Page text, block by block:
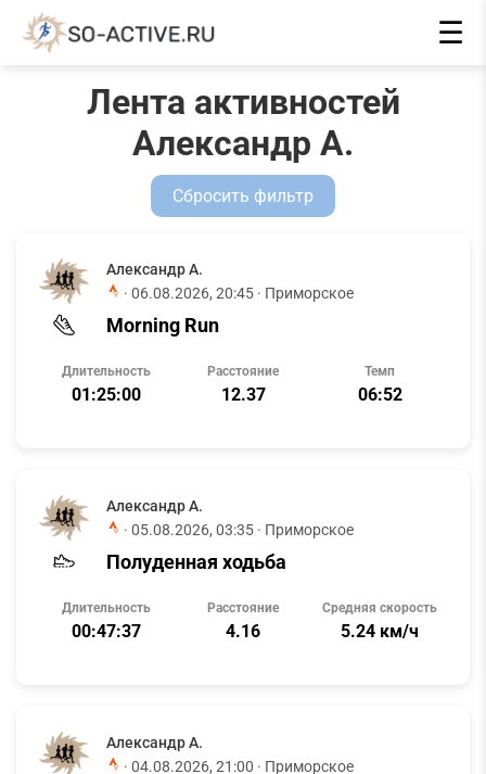
☰
Лента активностей
Александр А.
Сбросить фильтр
Александр А.
· 06.08.2026, 20:45 · Приморское
Morning Run
Длительность
01:25:00
Расстояние
12.37
Темп
06:52
Александр А.
· 05.08.2026, 03:35 · Приморское
Полуденная ходьба
Длительность
00:47:37
Расстояние
4.16
Средняя скорость
5.24 км/ч
Александр А.
· 04.08.2026, 21:00 · Приморское